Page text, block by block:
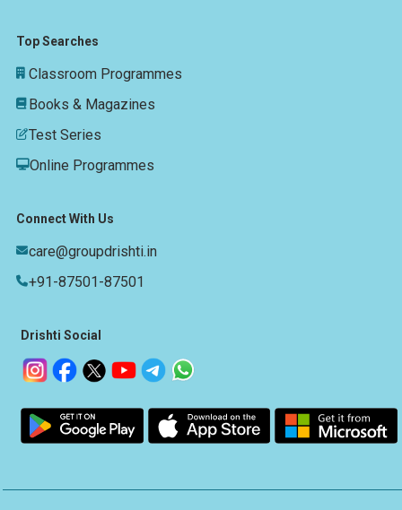
Top Searches
Classroom Programmes
Books & Magazines
Test Series
Online Programmes
Connect With Us
care@groupdrishti.in
+91-87501-87501
Drishti Social